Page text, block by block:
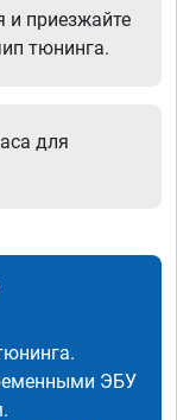
и приезжайте
тюнинга.
для
ЭБУ